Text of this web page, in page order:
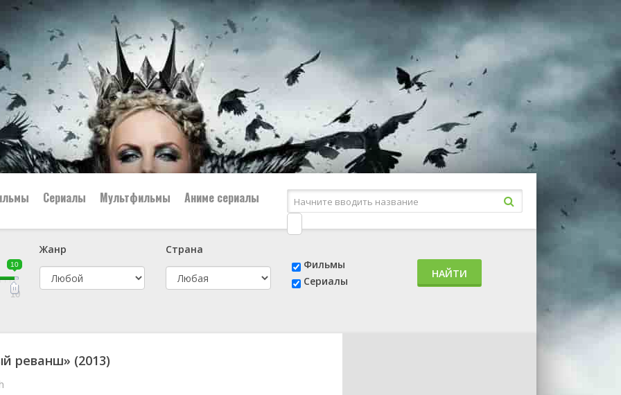
👨‍✈️ Военный
🕵️‍♂️ Детектив
👨‍💼 Новости
тв
Сериалы Мультфильмы Аниме сериалы
10
10
Жанр
Страна
Фильмы
Сериалы
НАЙТИ
реванш» (2013)